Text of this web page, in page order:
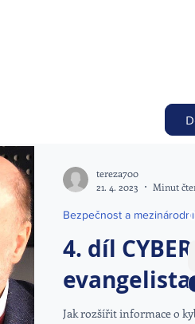
4. díl
Jak rozšířit informace o
Bezpečnost a
tereza700
21. 4. 2023
Minut